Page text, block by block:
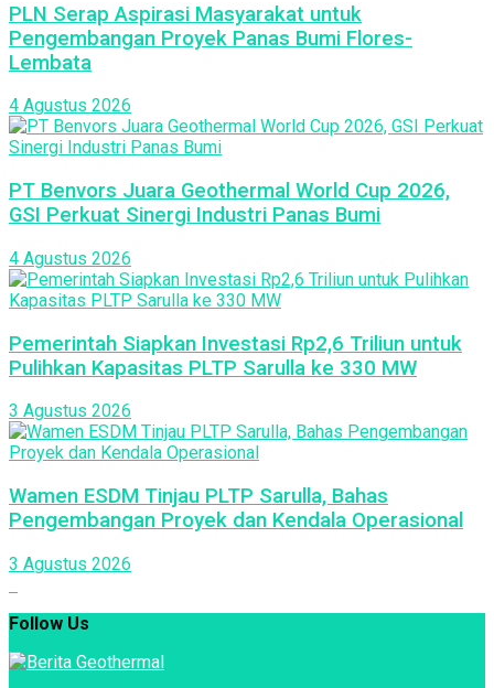
PLN Serap Aspirasi Masyarakat untuk
Pengembangan Proyek Panas Bumi Flores-
Lembata
4 Agustus 2026
PT Benvors Juara Geothermal World Cup 2026,
GSI Perkuat Sinergi Industri Panas Bumi
4 Agustus 2026
Pemerintah Siapkan Investasi Rp2,6 Triliun untuk
Pulihkan Kapasitas PLTP Sarulla ke 330 MW
3 Agustus 2026
Wamen ESDM Tinjau PLTP Sarulla, Bahas
Pengembangan Proyek dan Kendala Operasional
3 Agustus 2026
Follow Us